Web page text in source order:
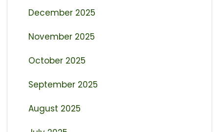
December 2025
November 2025
October 2025
September 2025
August 2025